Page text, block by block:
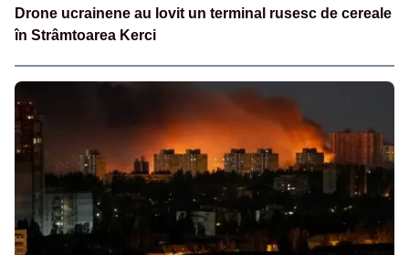
Drone ucrainene au lovit un terminal rusesc de cereale
în Strâmtoarea Kerci